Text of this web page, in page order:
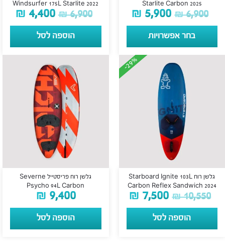
Starlite Carbon 2025
₪6,900
₪ 5,900
בחר אפשרויות
Windsurfer 175L Starlite 2022
₪6,900
₪ 4,400
הוספה לסל
-29%
-29%
גלשן רוח Starboard Ignite 103L
Carbon Reflex Sandwich 2024
₪10,550
₪ 7,500
הוספה לסל
גלשן רוח פריסטייל Severne
Psycho 94L Carbon
₪ 9,400
הוספה לסל